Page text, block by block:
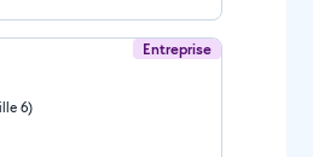
Entreprise
6)